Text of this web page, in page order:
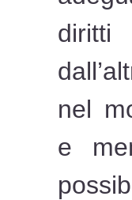
diritti
nel
e